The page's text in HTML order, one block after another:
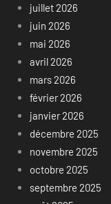
juillet 2026
juin 2026
mai 2026
avril 2026
mars 2026
février 2026
janvier 2026
décembre 2025
novembre 2025
octobre 2025
septembre 2025